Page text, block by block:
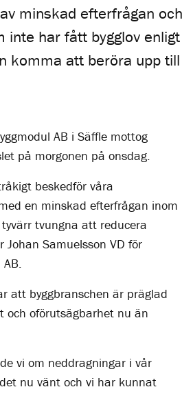
minskad efterfrågan och
inte har fått bygglov enligt
komma att beröra upp till
AB i Säffle mottog
på morgonen på onsdag.
beskedför våra
en minskad efterfrågan inom
tvungna att reducera
Johan Samuelsson VD för
att byggbranschen är präglad
och oförutsägbarhet nu än
vi om neddragningar i vår
nu vänt och vi har kunnat